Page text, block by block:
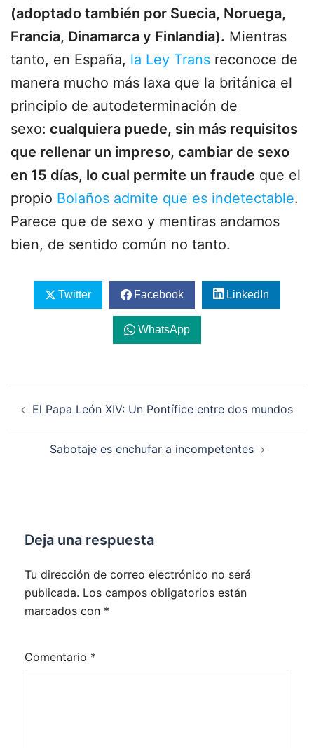
(adoptado también por Suecia, Noruega,
Francia, Dinamarca y Finlandia). Mientras
tanto, en España, la Ley Trans reconoce de
manera mucho más laxa que la británica el
principio de autodeterminación de
sexo: cualquiera puede, sin más requisitos
que rellenar un impreso, cambiar de sexo
en 15 días, lo cual permite un fraude que el
propio Bolaños admite que es indetectable.
Parece que de sexo y mentiras andamos
bien, de sentido común no tanto.
Twitter Facebook LinkedIn
WhatsApp
de El Papa León XIV: Un Pontífice entre dos mundos
Sabotaje es enchufar a incompetentes
Deja una respuesta
Tu dirección de correo electrónico no será
publicada. Los campos obligatorios están
marcados con *
Comentario *